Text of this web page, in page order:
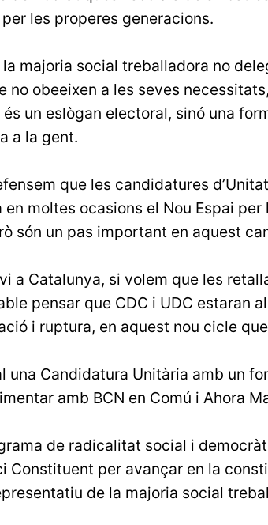
les properes generacions.
la majoria social treballadora no
no obeeixen a les seves
és un eslògan electoral, sinó una
a la gent.
que les candidatures
en moltes ocasions el Nou Espai
són un pas important en aquest
a Catalunya, si volem que les
pensar que CDC i UDC estaran
i ruptura, en aquest nou cicle
una Candidatura Unitària amb un
amb BCN en Comú i Ahora
de radicalitat social i
Constituent per avançar en la
de la majoria social